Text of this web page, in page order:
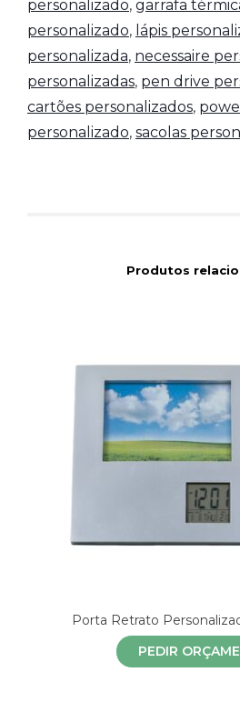
personalizado, garrafa
personalizado, lápis
personalizada, necessaire
personalizadas, pen drive
cartões personalizados,
personalizado, sacolas
Produtos
Porta Retrato
PEDIR